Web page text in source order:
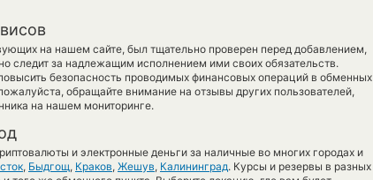
на нашем сайте, был тщательно проверен перед добавлением,
следит за надлежащим исполнением ими своих обязательств.
безопасность проводимых финансовых операций в обменных
обращайте внимание на отзывы других пользователей,
на нашем мониторинге.
и электронные деньги за наличные во многих городах и
, Быдгощ, Краков, Жешув, Калининград. Курсы и резервы в разных